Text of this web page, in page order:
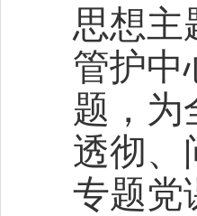
思想主
管护中
题，为
透彻、
专题党